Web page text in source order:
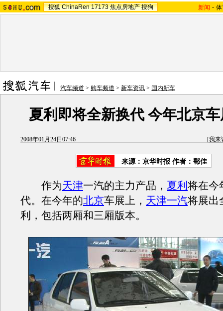
搜狐 ChinaRen 17173 焦点房地产 搜狗 新闻 -
汽车频道 > 购车频道 > 新车资讯 > 国内新车
夏利即将全新换代 今年北京
2008年01月24日07:46 [我来
来源：京华时报 作者：鄂佳
作为天津一汽的主力产品， 夏利 将在今
代。在今年的北京车展上， 天津一汽将展出
利，包括两厢和三厢版本。